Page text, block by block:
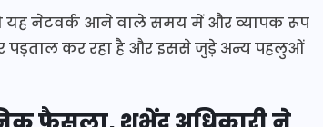
यह नेटवर्क आने वाले समय में और व्यापक रूप
पड़ताल कर रहा है और इससे जुड़े अन्य पहलुओं